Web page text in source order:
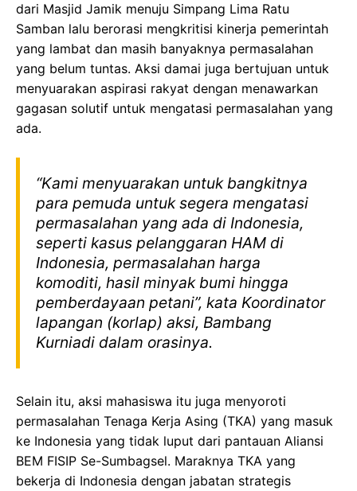
dari Masjid Jamik menuju Simpang Lima Ratu
Samban lalu berorasi mengkritisi kinerja pemerintah
yang lambat dan masih banyaknya permasalahan
yang belum tuntas. Aksi damai juga bertujuan untuk
menyuarakan aspirasi rakyat dengan menawarkan
gagasan solutif untuk mengatasi permasalahan yang
ada.
“Kami menyuarakan untuk bangkitnya
para pemuda untuk segera mengatasi
permasalahan yang ada di Indonesia,
seperti kasus pelanggaran HAM di
Indonesia, permasalahan harga
komoditi, hasil minyak bumi hingga
pemberdayaan petani”, kata Koordinator
lapangan (korlap) aksi, Bambang
Kurniadi dalam orasinya.
Selain itu, aksi mahasiswa itu juga menyoroti
permasalahan Tenaga Kerja Asing (TKA) yang masuk
ke Indonesia yang tidak luput dari pantauan Aliansi
BEM FISIP Se-Sumbagsel. Maraknya TKA yang
bekerja di Indonesia dengan jabatan strategis